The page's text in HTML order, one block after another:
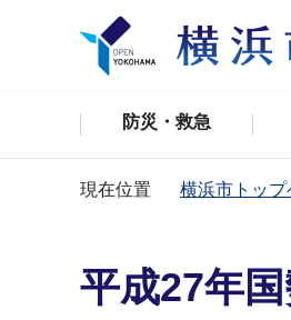
防災・救急
現在位置 横浜市トップ
平成27年